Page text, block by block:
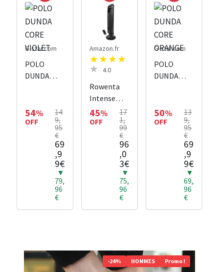
G-star.com
POLO
DUNDA
54%
OFF
14
9,
95
€
69
,9
9€
▼
79,
96
€
Amazon.fr
4.0
Rowenta
Intense
Comfort
Hot Tour
Soufflante
Céramique
Radiateur
Chauffant
1000/1400/
Pour Pièces
jusqu’à 40
45%
OFF
17
1,
99
€
96
,0
3€
▼
75,
96
€
G-star.com
POLO
DUNDA
50%
OFF
13
9,
95
€
69
,9
9€
▼
69,
96
€
-24% HOMMES Promo !